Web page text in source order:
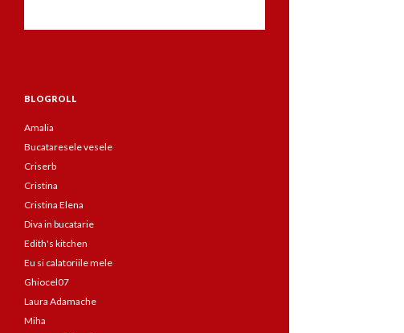
BLOGROLL
Amalia
Bucataresele vesele
Criserb
Cristina
Cristina Elena
Diva in bucatarie
Edith's kitchen
Eu si calatoriile mele
Ghiocel07
Laura Adamache
Miha